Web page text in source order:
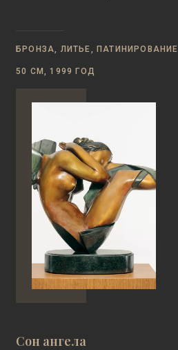
БРОНЗА, ЛИТЬЕ, ПАТИНИРОВАНИЕ
50 СМ, 1999 ГОД
Сон ангела